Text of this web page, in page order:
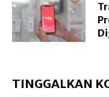
TINGGALKAN